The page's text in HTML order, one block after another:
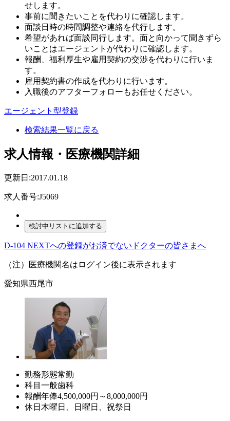
せします。
事前に聞きたいことを代わりに確認します。
面談日時の時間調整や連絡を代行します。
希望があれば面談同行します。面と向かって聞きずら
いことはエージェントが代わりに確認します。
報酬、福利厚生や雇用契約の交渉を代わりに行いま
す。
雇用契約書の作成を代わりに行います。
入職後のアフターフォローもお任せください。
エージェント型登録
検索結果一覧に戻る
求人情報・医療機関詳細
更新日:2017.01.18
求人番号:J5069
D-104 NEXTへの登録がお済でないドクターの皆さまへ
（注）医療機関名はログイン後に表示されます
愛知県西尾市
勤務形態常勤
科目 一般歯科
報酬年俸4,500,000円～8,000,000円
休日 木曜日、日曜日、祝祭日